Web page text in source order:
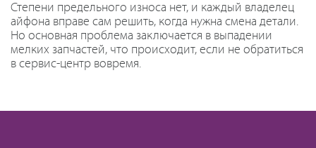
Степени предельного износа нет, и каждый владелец
айфона вправе сам решить, когда нужна смена детали.
Но основная проблема заключается в выпадении
мелких запчастей, что происходит, если не обратиться
в сервис-центр вовремя.